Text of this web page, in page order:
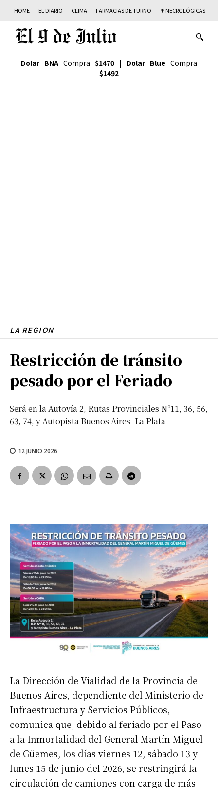
HOME EL DIARIO CLIMA FARMACIAS DE TURNO ✟ NECROLÓGICAS
Dolar BNA Compra $1470 | Dolar Blue Compra
$1492
LA REGION
Restricción de tránsito
pesado por el Feriado
Será en la Autovía 2, Rutas Provinciales Nº11, 36, 56,
63, 74, y Autopista Buenos Aires–La Plata
12 JUNIO 2026
La Dirección de Vialidad de la Provincia de
Buenos Aires, dependiente del Ministerio de
Infraestructura y Servicios Públicos,
comunica que, debido al feriado por el Paso
a la Inmortalidad del General Martín Miguel
de Güemes, los días viernes 12, sábado 13 y
lunes 15 de junio del 2026, se restringirá la
circulación de camiones con carga de más